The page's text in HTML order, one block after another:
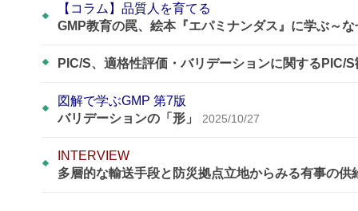
【コラム】品質人を育てる
GMP教育の罠、絵本『エパミナンダス』に学ぶ～
PIC/S、適格性評価・バリデーションに関するPIC/
図解で学ぶGMP 第7版
バリデーションの「形」
2025/10/27
INTERVIEW
多層的な輸送手段と防災拠点立地からみる有事の